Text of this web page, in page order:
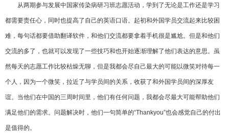
从两期参与发展中 国家传染病研习班志愿活动，学到了无论是工作还是学习
都需要责任心，同时也提高了自己的英语口语。起初和外国学员交流起来比较困
难，每句话都要借助翻译软件，和他们交流都要拿着手机很是尴尬。但是和他们
交流的多了，也就可以发现了一些技巧和也开始逐渐理解了他们表达的意思。虽
然每天的志愿工作比较枯燥无聊，但是我都会尽自己最大的可能以微笑对待每一
个人，因为一个微笑，拉近了与学员间的关系，收获了和外国学员间的深厚友
谊。当他们在中国的三周时间里，他们有任何问题，我都会尽最大可能帮助他们
满足他们的需求。问题解决时，他们一句简单的“Thankyou”也会感觉自己的付出
是值得的。